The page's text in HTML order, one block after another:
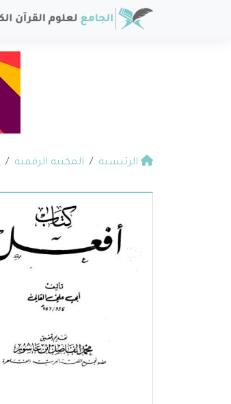
الرئيسية المكتبة الرقمية